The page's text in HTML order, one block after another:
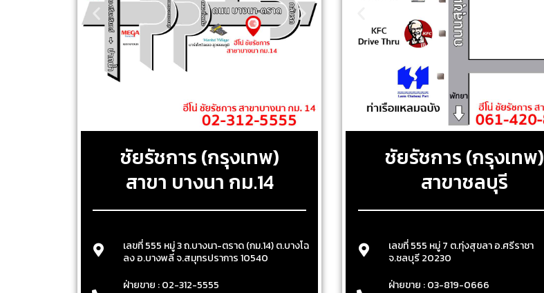
ชัยรัชการ (กรุงเทพ)
สาขา บางนา กม.14
เลขที่ 555 หมู่ 3 ถ.บางนา-ตราด (กม.14) ต.บางโฉ
ลง อ.บางพลี จ.สมุทรปราการ 10540
ฝ่ายขาย : 02-312-5555
ชัยรัชการ (กรุงเทพ)
สาขาชลบุรี
เลขที่ 555 หมู่ 7 ต.ทุ่งสุขลา อ.ศรีราชา
จ.ชลบุรี 20230
ฝ่ายขาย : 03-819-0666